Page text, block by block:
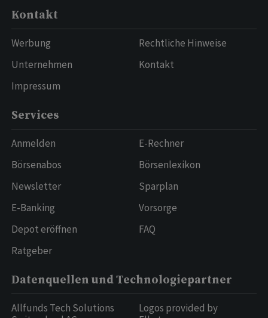
Kontakt
Werbung
Unternehmen
Impressum
Rechtliche Hinweise
Kontakt
Services
Anmelden
Börsenabos
Newsletter
E-Banking
Depot eröffnen
Ratgeber
E-Rechner
Börsenlexikon
Sparplan
Vorsorge
FAQ
Datenquellen und Technologiepartner
Allfunds Tech Solutions
Logos provided by